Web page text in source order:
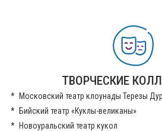
ТВОРЧЕСКИЕ
Московский театр клоунады Терезы
Бийский театр «Куклы-великаны»
Новоуральский театр кукол